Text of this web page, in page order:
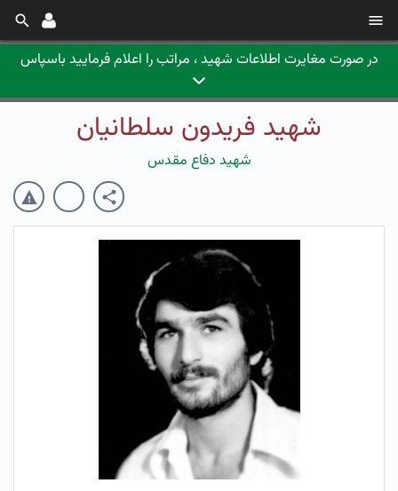
در صورت مغایرت اطلاعات شهید ، مراتب را اعلام فرمایید باسپاس
شهید فریدون سلطانیان
شهید دفاع مقدس